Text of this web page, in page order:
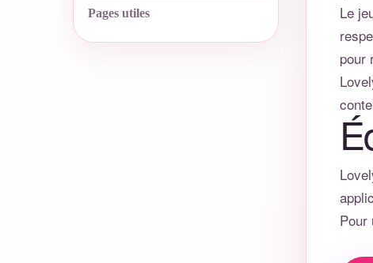
Pages utiles
Le
pour
Pour